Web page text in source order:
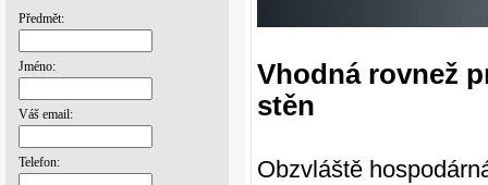
Předmět:
Jméno:
Váš email:
Telefon:
Vhodná rovnež
stěn
Obzvláště